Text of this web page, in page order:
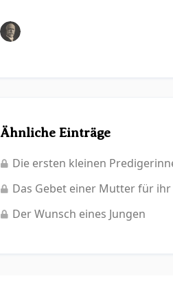
Ähnliche Einträge
Die ersten kleinen
Das Gebet einer Mutter für ihr
Der Wunsch eines Jungen